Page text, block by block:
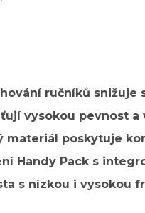
ručníků snižuje
vysokou pevnost a
materiál poskytuje
Handy Pack s
s nízkou i vysokou